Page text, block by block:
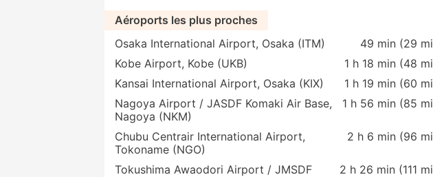
Aéroports les plus proches
Osaka International Airport, Osaka (ITM)
49 min (29 mi
Kobe Airport, Kobe (UKB)
1 h 18 min (48 mi
Kansai International Airport, Osaka (KIX)
1 h 19 min (60 mi
Nagoya Airport / JASDF Komaki Air Base,
Nagoya (NKM)
1 h 56 min (85 mi
Chubu Centrair International Airport,
Tokoname (NGO)
2 h 6 min (96 mi
Tokushima Awaodori Airport / JMSDF
2 h 26 min (111 mi